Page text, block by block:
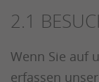
2.1
Wenn Sie auf
erfassen